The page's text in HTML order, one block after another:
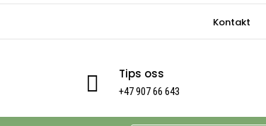
Kontakt
 Tips oss
+47 907 66 643